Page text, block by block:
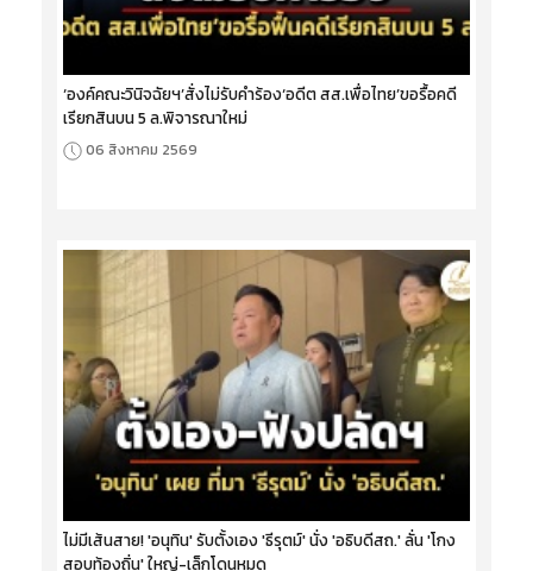
‘องค์คณะวินิจฉัยฯ’สั่งไม่รับคำร้อง‘อดีต สส.เพื่อไทย’ขอรื้อคดี
เรียกสินบน 5 ล.พิจารณาใหม่
06 สิงหาคม 2569
ไม่มีเส้นสาย! 'อนุทิน' รับตั้งเอง 'ธีรุตม์' นั่ง 'อธิบดีสถ.' ลั่น 'โกง
สอบท้องถิ่น' ใหญ่-เล็กโดนหมด